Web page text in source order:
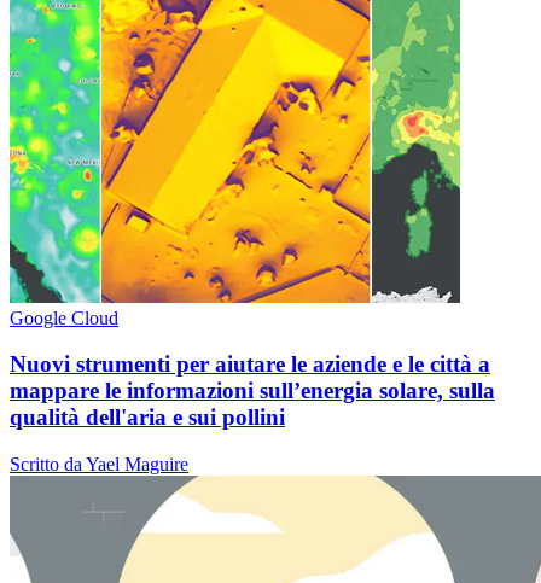
Google Cloud
Nuovi strumenti per aiutare le aziende e le città a
mappare le informazioni sull’energia solare, sulla
qualità dell'aria e sui pollini
Scritto da Yael Maguire